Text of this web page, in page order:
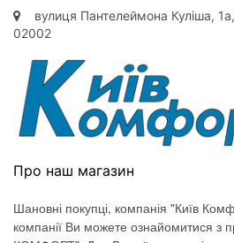
вулиця Пантелеймона Куліша,
02002
Про наш магазин
Шановні покупці, компанія "Київ
компанії Ви можете ознайомитися з